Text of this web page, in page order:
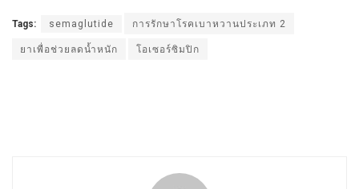
Tags: semaglutide การรักษาโรคเบาหวานประเภท 2
ยาเพื่อช่วยลดน้ำหนัก โอเซอร์ซิมปิก